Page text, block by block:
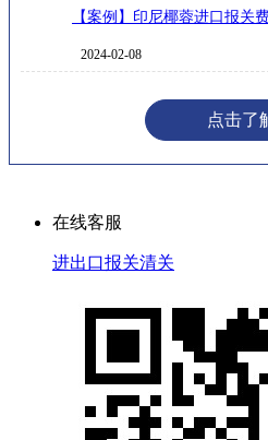
【案例】印尼椰蓉进口报关
2024-02-08
点击了
在线客服
进出口报关清关